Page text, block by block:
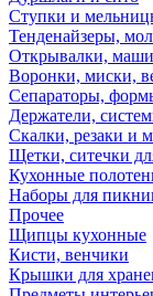
Ступки и
Тенденайзеры,
Открывалки,
Воронки, миски,
Сепараторы,
Держатели,
Скалки, резаки и
Щетки, ситечки
Кухонные
Наборы для
Прочее
Щипцы кухонные
Кисти, венчики
Крышки для